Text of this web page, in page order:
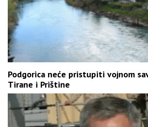
Podgorica neće pristupiti vojnom
Tirane i Prištine